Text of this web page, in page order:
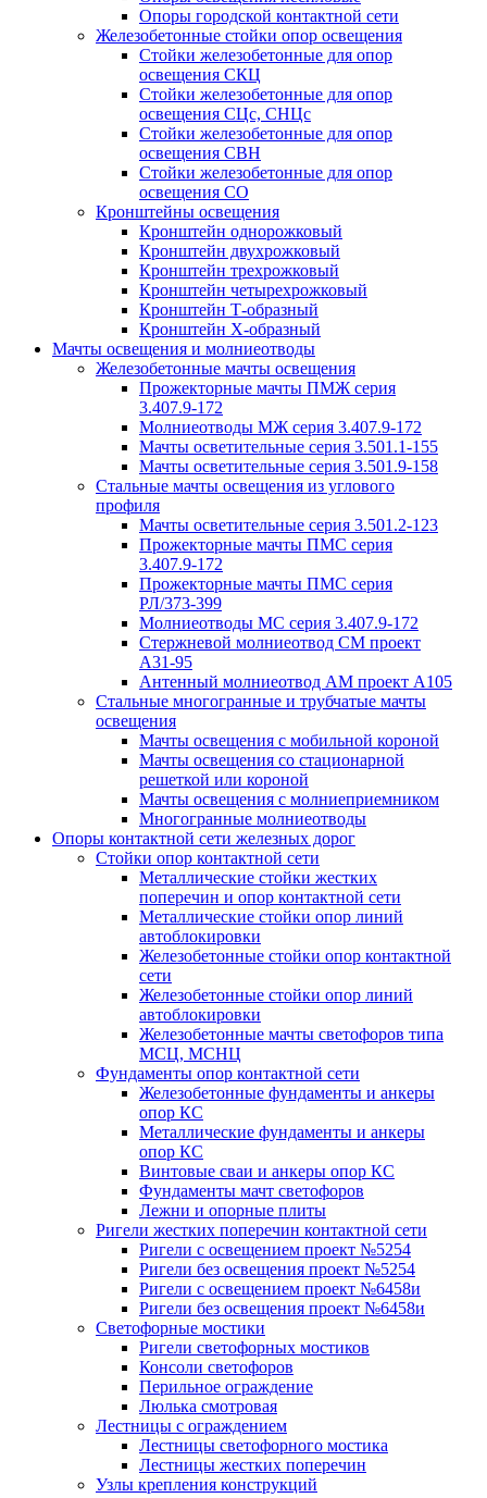
Опоры городской контактной сети
Железобетонные стойки опор освещения
Стойки железобетонные для опор
освещения СКЦ
Стойки железобетонные для опор
освещения СЦс, СНЦс
Стойки железобетонные для опор
освещения СВН
Стойки железобетонные для опор
освещения СО
Кронштейны освещения
Кронштейн однорожковый
Кронштейн двухрожковый
Кронштейн трехрожковый
Кронштейн четырехрожковый
Кронштейн Т-образный
Кронштейн Х-образный
Мачты освещения и молниеотводы
Железобетонные мачты освещения
Прожекторные мачты ПМЖ серия
3.407.9-172
Молниеотводы МЖ серия 3.407.9-172
Мачты осветительные серия 3.501.1-155
Мачты осветительные серия 3.501.9-158
Стальные мачты освещения из углового
профиля
Мачты осветительные серия 3.501.2-123
Прожекторные мачты ПМС серия
3.407.9-172
Прожекторные мачты ПМС серия
РЛ/373-399
Молниеотводы МС серия 3.407.9-172
Стержневой молниеотвод СМ проект
А31-95
Антенный молниеотвод АМ проект А105
Стальные многогранные и трубчатые мачты
освещения
Мачты освещения с мобильной короной
Мачты освещения со стационарной
решеткой или короной
Мачты освещения с молниеприемником
Многогранные молниеотводы
Опоры контактной сети железных дорог
Стойки опор контактной сети
Металлические стойки жестких
поперечин и опор контактной сети
Металлические стойки опор линий
автоблокировки
Железобетонные стойки опор контактной
сети
Железобетонные стойки опор линий
автоблокировки
Железобетонные мачты светофоров типа
МСЦ, МСНЦ
Фундаменты опор контактной сети
Железобетонные фундаменты и анкеры
опор КС
Металлические фундаменты и анкеры
опор КС
Винтовые сваи и анкеры опор КС
Фундаменты мачт светофоров
Лежни и опорные плиты
Ригели жестких поперечин контактной сети
Ригели с освещением проект №5254
Ригели без освещения проект №5254
Ригели с освещением проект №6458и
Ригели без освещения проект №6458и
Светофорные мостики
Ригели светофорных мостиков
Консоли светофоров
Перильное ограждение
Люлька смотровая
Лестницы с ограждением
Лестницы светофорного мостика
Лестницы жестких поперечин
Узлы крепления конструкций